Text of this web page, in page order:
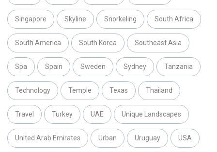
Singapore Skyline Snorkeling South Africa
South America South Korea Southeast Asia
Spa Spain Sweden Sydney Tanzania
Technology Temple Texas Thailand
Travel Turkey UAE Unique Landscapes
United Arab Emirates Urban Uruguay USA